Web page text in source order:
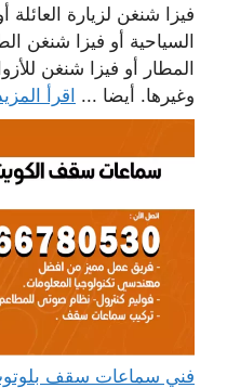
فيزا شنغن لزيارة العائلة
السياحية أو فيزا شنغن
المطار أو فيزا شنغن
وغيرها. أيضا ...
اقرأ